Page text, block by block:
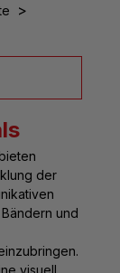
>
der
und
visuell